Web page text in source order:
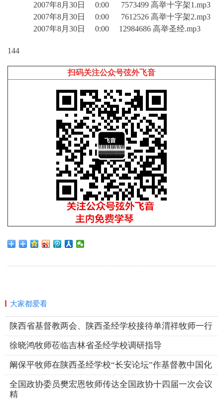
2007年8月30日 0:00 7573499 高举十字架1.mp3
2007年8月30日 0:00 7612526 高举十字架2.mp3
2007年8月30日 0:00 12984686 高举圣经.mp3
144
扫码关注公众号弦外飞音
大家都爱看
陕西省基督教两会、陕西圣经学校接待单渭祥牧师一行
徐晓鸿牧师莅临吉林省圣经学校调研指导
阚保平牧师在陕西圣经学校“长安论坛”作基督教中国化
全国政协委员樊宏恩牧师传达全国政协十四届一次会议
精